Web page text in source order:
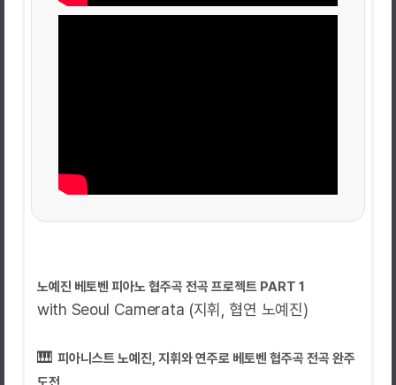
노예진 베토벤 피아노 협주곡 전곡 프로젝트 PART 1
with Seoul Camerata (지휘, 협연 노예진)
🎹 피아니스트 노예진, 지휘와 연주로 베토벤 협주곡 전곡 완주